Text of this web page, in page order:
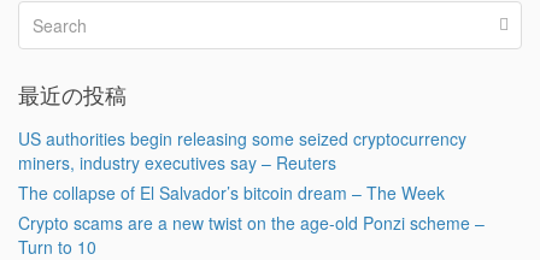
最近の投稿
US authorities begin releasing some seized cryptocurrency
miners, industry executives say – Reuters
The collapse of El Salvador’s bitcoin dream – The Week
Crypto scams are a new twist on the age-old Ponzi scheme –
Turn to 10